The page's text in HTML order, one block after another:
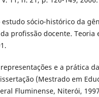
estudo sócio-histórico da
profissão docente. Teoria
e a prática
(Mestrado em
Fluminense, Niterói,